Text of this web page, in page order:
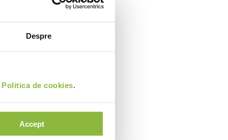
Despre
Politica de cookies.
Accept
DOCG, sec